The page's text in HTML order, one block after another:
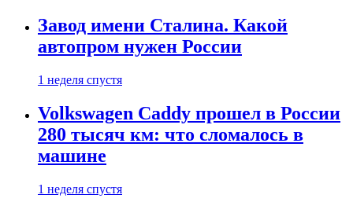
Завод имени Сталина. Какой
автопром нужен России
1 неделя спустя
Volkswagen Caddy прошел в России
280 тысяч км: что сломалось в
машине
1 неделя спустя